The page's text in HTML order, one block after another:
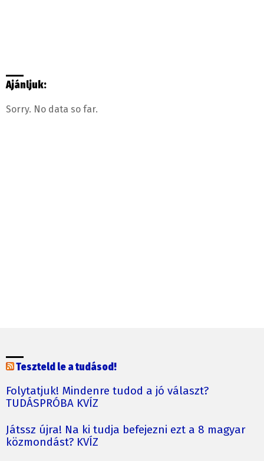
Ajánljuk:
Sorry. No data so far.
Teszteld le a tudásod!
Folytatjuk! Mindenre tudod a jó választ?
TUDÁSPRÓBA KVÍZ
Játssz újra! Na ki tudja befejezni ezt a 8 magyar
közmondást? KVÍZ